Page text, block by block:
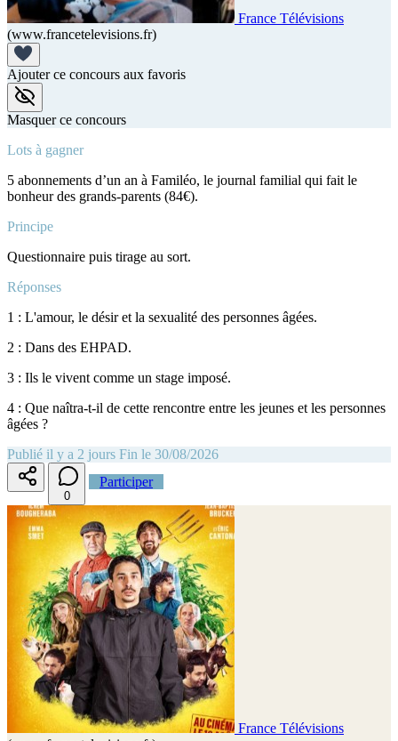
France Télévisions
(www.francetelevisions.fr)
Ajouter ce concours aux favoris
Masquer ce concours
Lots à gagner
5 abonnements d’un an à Familéo, le journal familial qui fait le
bonheur des grands-parents (84€).
Principe
Questionnaire puis tirage au sort.
Réponses
1 : L'amour, le désir et la sexualité des personnes âgées.
2 : Dans des EHPAD.
3 : Ils le vivent comme un stage imposé.
4 : Que naîtra-t-il de cette rencontre entre les jeunes et les personnes
âgées ?
Publié il y a 2 jours Fin le 30/08/2026
0
Participer
France Télévisions